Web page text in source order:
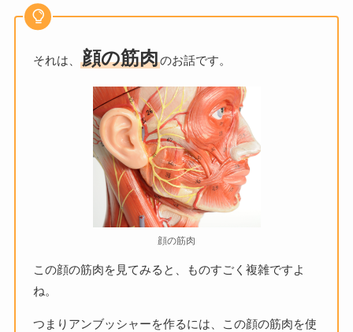
それは、顔の筋肉のお話です。
顔の筋肉
この顔の筋肉を見てみると、ものすごく複雑ですよ
ね。
つまりアンブッシャーを作るには、この顔の筋肉を使